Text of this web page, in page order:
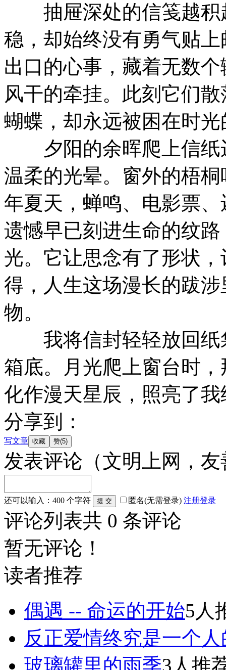
抽屉深处的信笺越积
稳，却始终没有勇气贴
出口的心事，藏着无数
风干的牵挂。此刻它们
蝴蝶，却永远被困在时
夕阳的余晖爬上信纸
温柔的光晕。窗外的梧
年夏天，蝉鸣、电影票
遗憾早已刻进生命的纹
光。它让思念有了形状
得，人生这场漫长的跋
物。​
我将信封轻轻放回纸
箱底。月光爬上窗台时
化作漫天星辰，照亮了
分享到：
写文章
发表评论 （文明上网，
还可以输入： 400 个字符 匿名(无需登录) 注册登录
评论列表共 0 条评论
暂无评论！
读者推荐
偶遇 -- 命运的开始5人
反正爱情终究是一个
玻璃罐里的雨季3人推